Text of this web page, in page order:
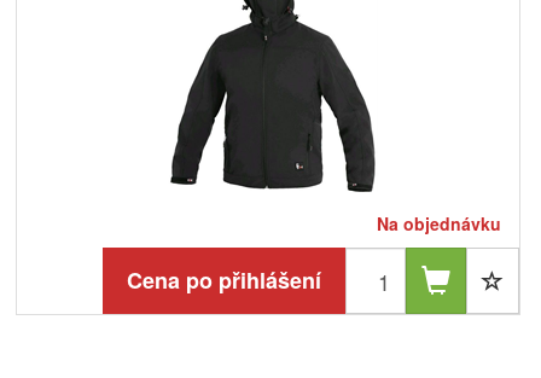
Na objednávku
Cena po přihlášení